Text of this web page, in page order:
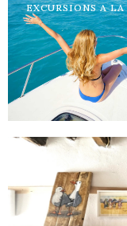
EXCURSIONS A LA